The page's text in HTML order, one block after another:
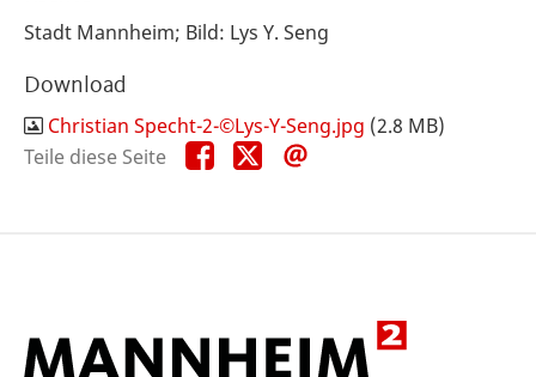
Stadt Mannheim; Bild: Lys Y. Seng
Download
Christian Specht-2-©Lys-Y-Seng.jpg (2.8 MB)
Teile diese Seite
Teile
diese
Teile
diese